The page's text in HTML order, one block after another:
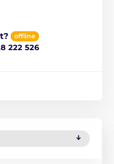
offline
222 526